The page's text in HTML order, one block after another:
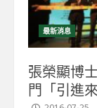
最新消息
張榮顯博
門「引進